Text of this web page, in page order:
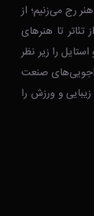
رج می‌زنیم؛ از
تا هنرهای
را زیر نظر
صنعت
و ورزش را